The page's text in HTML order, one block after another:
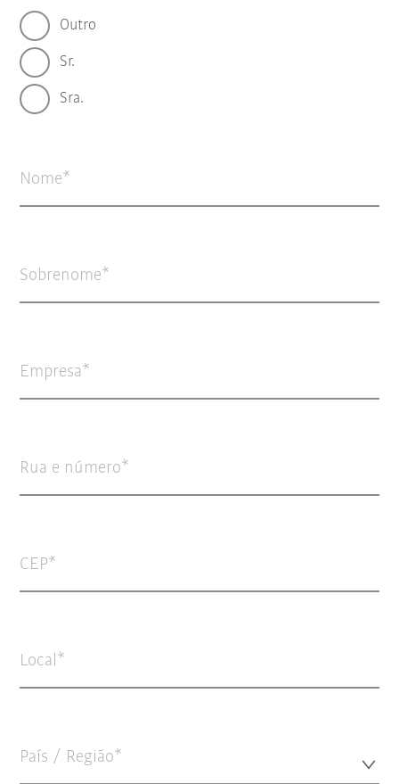
Outro
Sr.
Sra.
Nome
Sobrenome
Empresa
Rua e número
CEP
Local
País / Região*